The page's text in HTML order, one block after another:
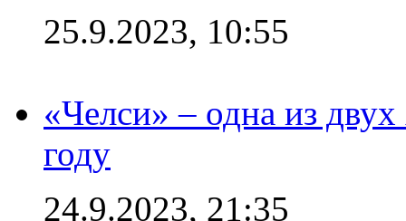
25.9.2023, 10:55
«Челси» – одна из
году
24.9.2023, 21:35